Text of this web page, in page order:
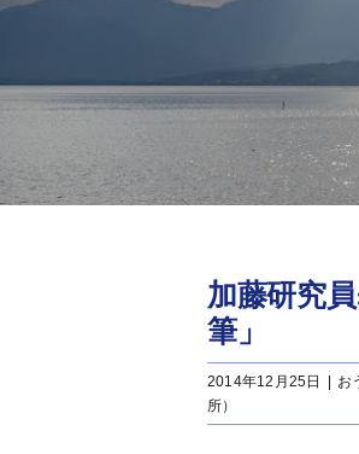
加藤研究
筆」
2014年12月25日 お
所）